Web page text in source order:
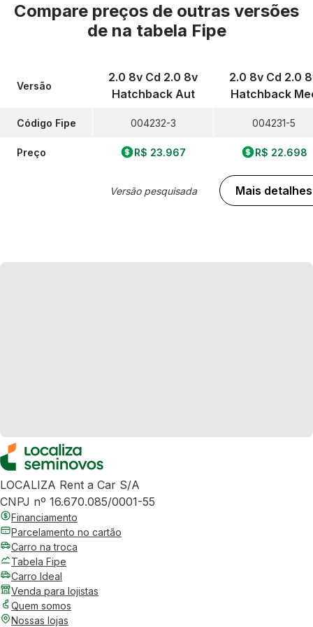
Compare preços de outras versões
de na tabela Fipe
Versão
Código Fipe
Preço
2.0 8v Cd 2.0 8v
Hatchback Aut
004232-3
R$ 23.967
Versão pesquisada
2.0 8v Cd 2.0
Hatchback
004231-5
R$ 22.698
Mais detalhes
LOCALIZA Rent a Car S/A
CNPJ nº 16.670.085/0001-55
Financiamento
Parcelamento no cartão
Carro na troca
Tabela Fipe
Carro Ideal
Venda para lojistas
Quem somos
Nossas lojas